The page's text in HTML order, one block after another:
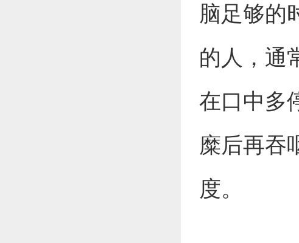
脑足够的
的人，通
在口中多
糜后再吞
度。